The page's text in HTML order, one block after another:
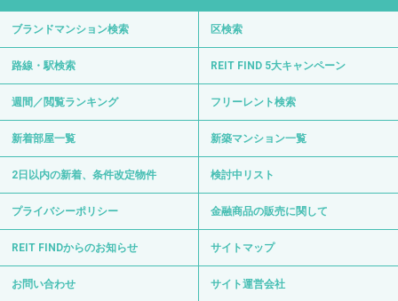
ブランドマンション検索 区検索
路線・駅検索 REIT FIND 5大キャンペーン
週間／閲覧ランキング フリーレント検索
新着部屋一覧 新築マンション一覧
2日以内の新着、条件改定物件 検討中リスト
プライバシーポリシー 金融商品の販売に関して
REIT FINDからのお知らせ サイトマップ
お問い合わせ サイト運営会社